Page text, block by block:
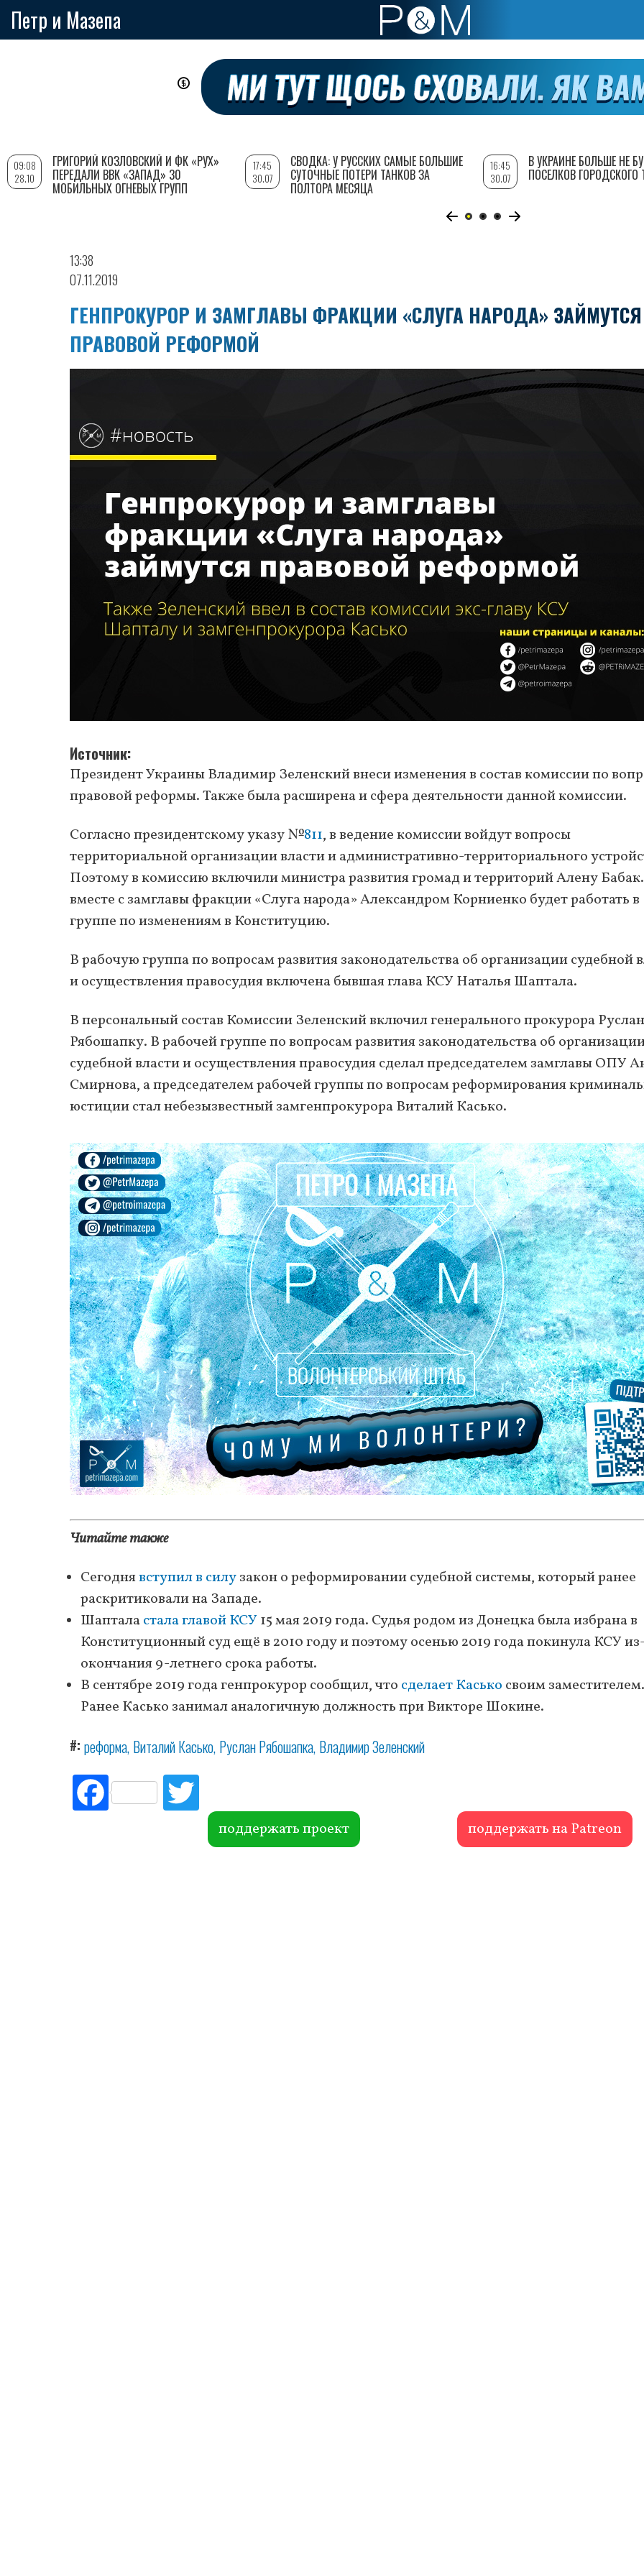
Петр и Мазепа
13:38
07.11.2019
ГЕНПРОКУРОР И ЗАМГЛАВЫ ФРАКЦИИ «СЛУГА НАРОДА» ЗАЙМУТСЯ
ПРАВОВОЙ РЕФОРМОЙ
Источник
Президент Украины Владимир Зеленский внеси изменения в состав комиссии по
правовой реформы. Также была расширена и сфера деятельности данной комиссии.
Согласно президентскому указу №811, в ведение комиссии войдут вопросы
территориальной организации власти и административно-территориального
Поэтому в комиссию включили министра развития громад и территорий Алену
вместе с замглавы фракции «Слуга народа» Александром Корниенко будет работать в
группе по изменениям в Конституцию.
В рабочую группа по вопросам развития законодательства об организации судебной
и осуществления правосудия включена бывшая глава КСУ Наталья Шаптала.
В персональный состав Комиссии Зеленский включил генерального прокурора
Рябошапку. В рабочей группе по вопросам развития законодательства об
судебной власти и осуществления правосудия сделал председателем замглавы ОПУ
Смирнова, а председателем рабочей группы по вопросам реформирования
юстиции стал небезызвестный замгенпрокурора Виталий Касько.
Читайте также
Сегоднявступил в силузакон о реформировании судебной системы, который ранее
раскритиковали на Западе.
Шапталастала главой КСУ15 мая 2019 года. Судья родом из Донецка была избрана в
Конституционный суд ещё в 2010 году и поэтому осенью 2019 года покинула КСУ
окончания 9-летнего срока работы.
В сентябре 2019 года генпрокурор сообщил, что сделает Касько своим заместителем.
Ранее Касько занимал аналогичную должность при Викторе Шокине.
# реформа Виталий Касько Руслан Рябошапка Владимир Зеленский
Fac
ebo itte
r поддержать проект поддержать на Patreon
09:08
28.10
ГРИГОРИЙ КОЗЛОВСКИЙ И ФК «РУХ»
ПЕРЕДАЛИ ВВК «ЗАПАД» 30
МОБИЛЬНЫХ ОГНЕВЫХ ГРУПП
17:45
30.07
СВОДКА: У РУССКИХ САМЫЕ БОЛЬШИЕ
СУТОЧНЫЕ ПОТЕРИ ТАНКОВ ЗА
ПОЛТОРА МЕСЯЦА
16:45
30.07
В УКРАИНЕ БОЛЬШЕ НЕ
ПОСЕЛКОВ ГОРОДСКОГО